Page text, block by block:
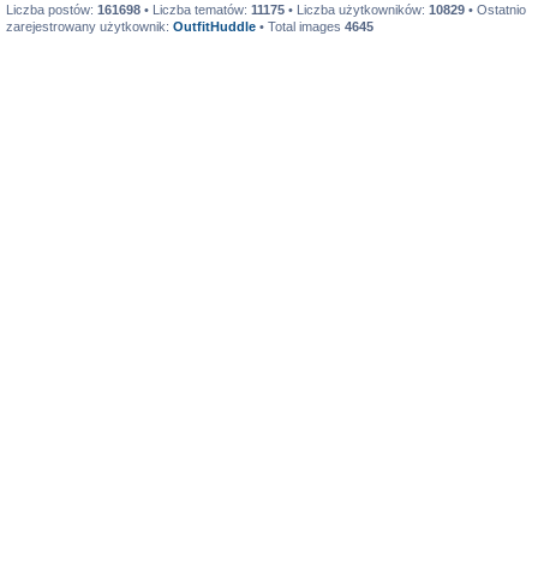
Liczba postów: 161698 • Liczba tematów: 11175 • Liczba użytkowników: 10829 • Ostatnio
zarejestrowany użytkownik: OutfitHuddle • Total images 4645